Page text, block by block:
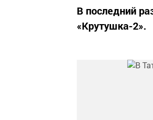
В последний
«Крутушка-2».